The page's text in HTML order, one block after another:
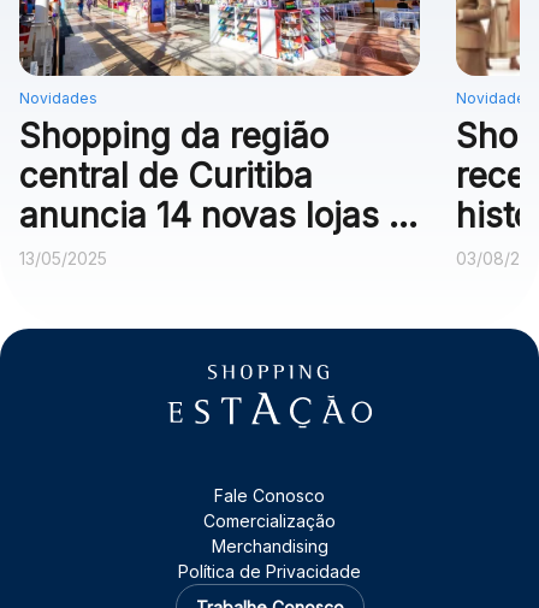
Novidades
Shopping da região
central de Curitiba
anuncia 14 novas lojas e
campanha com carro de
13/05/2025
Novidades
do
03/08/
Fale Conosco
Comercialização
Merchandising
Política de Privacidade